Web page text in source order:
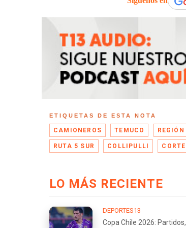
ETIQUETAS DE ESTA NOTA
CAMIONEROS TEMUCO
RUTA 5 SUR COLLIPULLI
LO MÁS RECIENTE
DEPORTES13
Copa Chile 2026: